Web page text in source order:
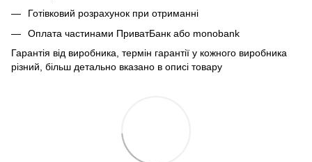
Готівковий розрахунок при отриманні
Оплата частинами ПриватБанк або monobank
Гарантія від виробника, термін гарантії у кожного виробника
різний, більш детально вказано в описі товару